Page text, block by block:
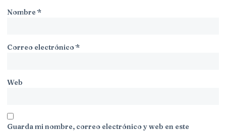
Nombre*
Correo electrónico*
Web
Guarda mi nombre, correo electrónico y web en este